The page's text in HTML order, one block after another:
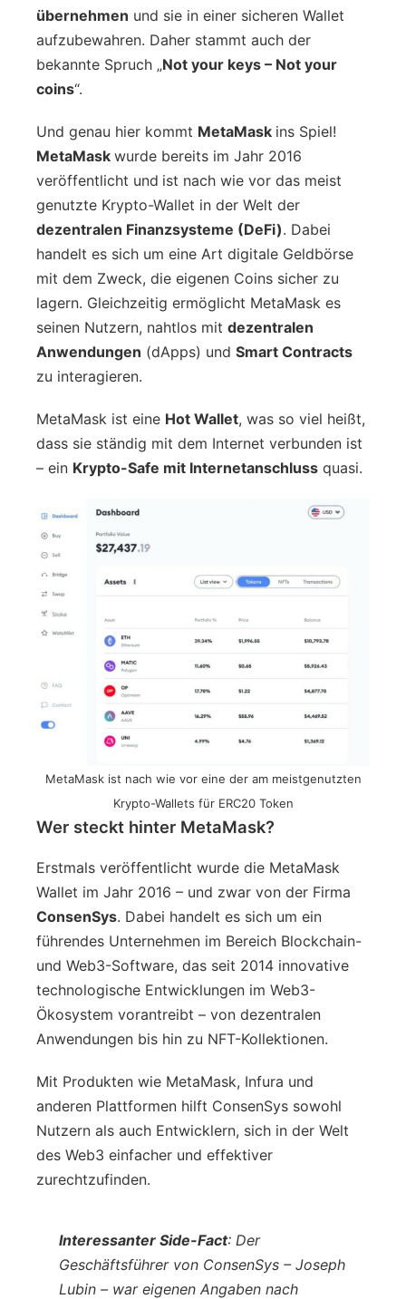
übernehmen und sie in einer sicheren Wallet
aufzubewahren. Daher stammt auch der
bekannte Spruch „Not your keys – Not your
coins“.
Und genau hier kommt MetaMask ins Spiel!
MetaMask wurde bereits im Jahr 2016
veröffentlicht und ist nach wie vor das meist
genutzte Krypto-Wallet in der Welt der
dezentralen Finanzsysteme (DeFi). Dabei
handelt es sich um eine Art digitale Geldbörse
mit dem Zweck, die eigenen Coins sicher zu
lagern. Gleichzeitig ermöglicht MetaMask es
seinen Nutzern, nahtlos mit dezentralen
Anwendungen (dApps) und Smart Contracts
zu interagieren.
MetaMask ist eine Hot Wallet, was so viel heißt,
dass sie ständig mit dem Internet verbunden ist
– ein Krypto-Safe mit Internetanschluss quasi.
MetaMask ist nach wie vor eine der am meistgenutzten
Krypto-Wallets für ERC20 Token
Wer steckt hinter MetaMask?
Erstmals veröffentlicht wurde die MetaMask
Wallet im Jahr 2016 – und zwar von der Firma
ConsenSys. Dabei handelt es sich um ein
führendes Unternehmen im Bereich Blockchain-
und Web3-Software, das seit 2014 innovative
technologische Entwicklungen im Web3-
Ökosystem vorantreibt – von dezentralen
Anwendungen bis hin zu NFT-Kollektionen.
Mit Produkten wie MetaMask, Infura und
anderen Plattformen hilft ConsenSys sowohl
Nutzern als auch Entwicklern, sich in der Welt
des Web3 einfacher und effektiver
zurechtzufinden.
Interessanter Side-Fact: Der
Geschäftsführer von ConsenSys – Joseph
Lubin – war eigenen Angaben nach